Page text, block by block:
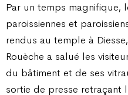
Par un temps magnifique,
paroissiennes et
rendus au temple à
Rouèche a salué les
du bâtiment et de ses
sortie de presse retraçant